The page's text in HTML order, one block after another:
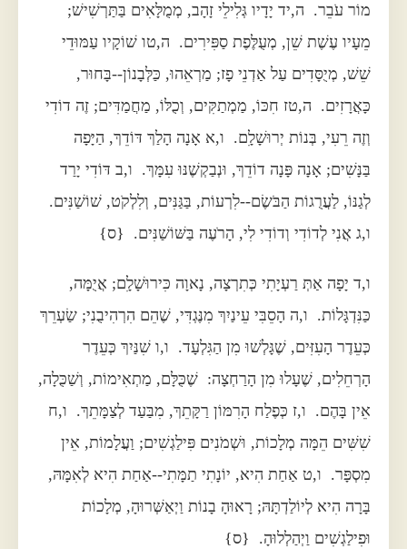
מוֹר עֹבֵר. ה,יד יָדָיו גְּלִילֵי זָהָב, מְמֻלָּאִים בַּתַּרְשִׁישׁ;
מֵעָיו עֶשֶׁת שֵׁן, מְעֻלֶּפֶת סַפִּירִים. ה,טו שׁוֹקָיו עַמּוּדֵי
שֵׁשׁ, מְיֻסָּדִים עַל אַדְנֵי פָז; מַרְאֵהוּ, כַּלְּבָנוֹן--בָּחוּר,
כָּאֲרָזִים. ה,טז חִכּוֹ, מַמְתַקִּים, וְכֻלּוֹ, מַחֲמַדִּים; זֶה דוֹדִי
וְזֶה רֵעִי, בְּנוֹת יְרוּשָׁלִָם. ו,א אָנָה הָלַךְ דּוֹדֵךְ, הַיָּפָה
בַּנָּשִׁים; אָנָה פָּנָה דוֹדֵךְ, וּנְבַקְשֶׁנּוּ עִמָּךְ. ו,ב דּוֹדִי יָרַד
לְגַנּוֹ, לַעֲרֻגוֹת הַבֹּשֶׂם--לִרְעוֹת, בַּגַּנִּים, וְלִלְקֹט, שׁוֹשַׁנִּים.
ו,ג אֲנִי לְדוֹדִי וְדוֹדִי לִי, הָרֹעֶה בַּשּׁוֹשַׁנִּים. {ס}
ו,ד יָפָה אַתְּ רַעְיָתִי כְּתִרְצָה, נָאוָה כִּירוּשָׁלִָם; אֲיֻמָּה,
כַּנִּדְגָּלוֹת. ו,ה הָסֵבִּי עֵינַיִךְ מִנֶּגְדִּי, שֶׁהֵם הִרְהִיבֻנִי; שַׂעְרֵךְ
כְּעֵדֶר הָעִזִּים, שֶׁגָּלְשׁוּ מִן הַגִּלְעָד. ו,ו שִׁנַּיִךְ כְּעֵדֶר
הָרְחֵלִים, שֶׁעָלוּ מִן הָרַחְצָה: שֶׁכֻּלָּם, מַתְאִימוֹת, וְשַׁכֻּלָה,
אֵין בָּהֶם. ו,ז כְּפֶלַח הָרִמּוֹן רַקָּתֵךְ, מִבַּעַד לְצַמָּתֵךְ. ו,ח
שִׁשִּׁים הֵמָּה מְלָכוֹת, וּשְׁמֹנִים פִּילַגְשִׁים; וַעֲלָמוֹת, אֵין
מִסְפָּר. ו,ט אַחַת הִיא, יוֹנָתִי תַמָּתִי--אַחַת הִיא לְאִמָּהּ,
בָּרָה הִיא לְיוֹלַדְתָּהּ; רָאוּהָ בָנוֹת וַיְאַשְּׁרוּהָ, מְלָכוֹת
וּפִילַגְשִׁים וַיְהַלְלוּהָ. {ס}